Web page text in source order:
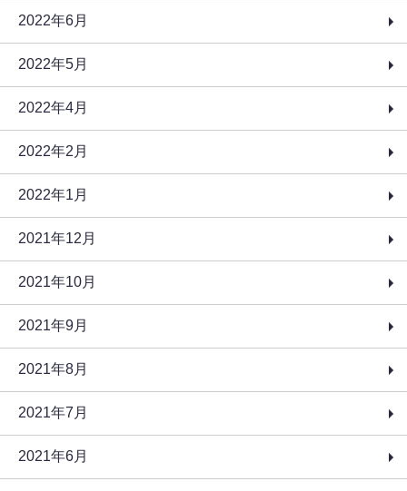
2022年6月
2022年5月
2022年4月
2022年2月
2022年1月
2021年12月
2021年10月
2021年9月
2021年8月
2021年7月
2021年6月